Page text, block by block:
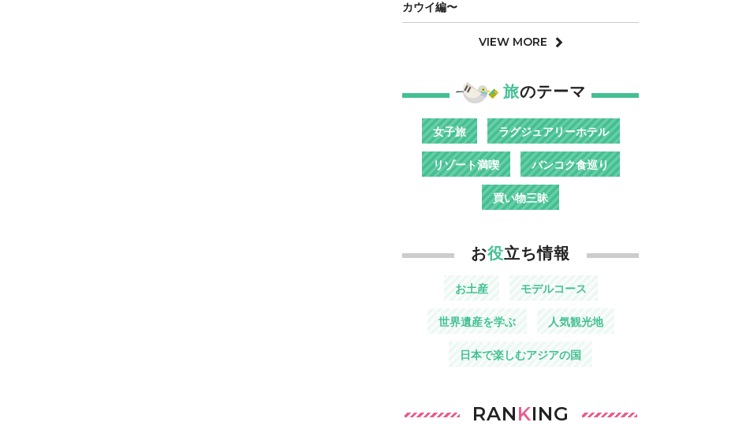
カウイ編〜
VIEW MORE
旅のテーマ
女子旅 ラグジュアリーホテル
リゾート満喫 バンコク食巡り
買い物三昧
お役立ち情報
お土産 モデルコース
世界遺産を学ぶ 人気観光地
日本で楽しむアジアの国
RANKING